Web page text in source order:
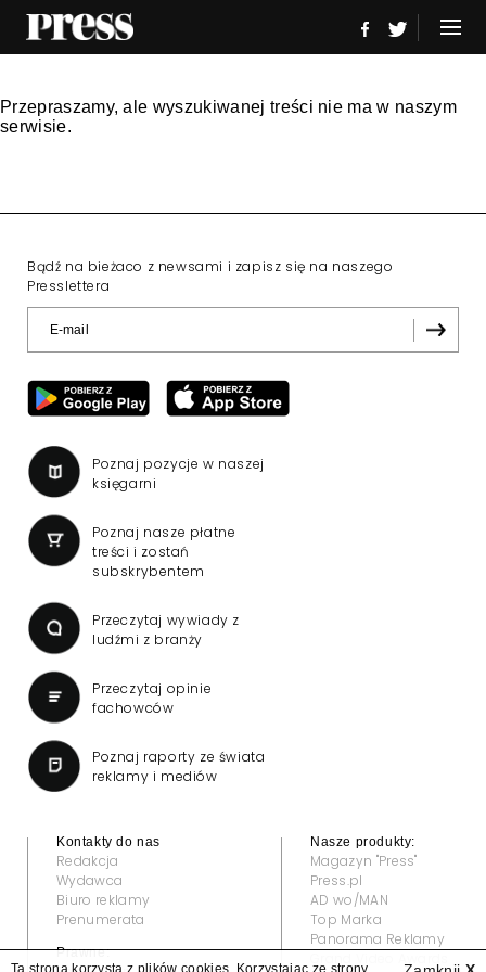
Przepraszamy, ale wyszukiwanej treści nie ma w naszym
serwisie.
Bądź na bieżaco z newsami i zapisz się na naszego
Presslettera
Poznaj pozycje w naszej
księgarni
Poznaj nasze płatne
treści i zostań
subskrybentem
Przeczytaj wywiady z
ludźmi z branży
Przeczytaj opinie
fachowców
Poznaj raporty ze świata
reklamy i mediów
Kontakty do nas
Redakcja
Wydawca
Biuro reklamy
Prenumerata
Prawne:
Nasze produkty:
Magazyn "Press"
Press.pl
AD wo/MAN
Top Marka
Panorama Reklamy
Ta strona korzysta z plików cookies. Korzystając ze strony